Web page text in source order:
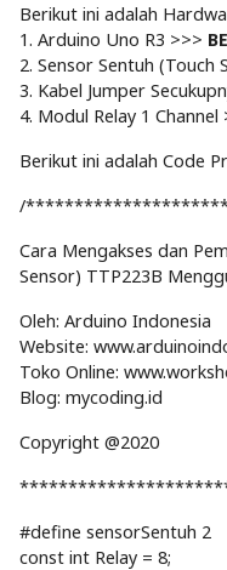
Berikut ini adalah
1. Arduino Uno R3 >>>
2. Sensor Sentuh (Touch
3. Kabel Jumper
4. Modul Relay 1 Channel
Berikut ini adalah Code
/
Cara Mengakses dan
Sensor) TTP223B
Oleh: Arduino Indonesia
Website:
Toko Online:
Blog: mycoding.id
Copyright @2020
#define sensorSentuh 2
const int Relay = 8;